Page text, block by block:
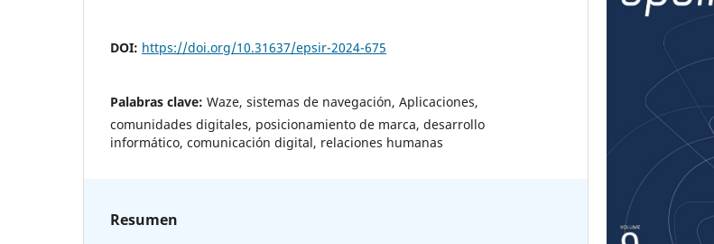
DOI: https://doi.org/10.31637/epsir-2024-675
Palabras clave: Waze, sistemas de navegación, Aplicaciones,
comunidades digitales, posicionamiento de marca, desarrollo
informático, comunicación digital, relaciones humanas
Resumen